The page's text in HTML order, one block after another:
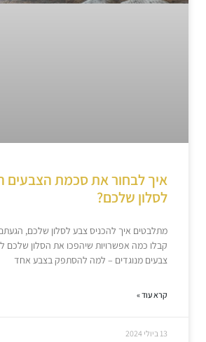
איך לבחור את סכמת
לסלון שלכם?
מתלבטים איך להכניס צבע לסלון שלכם,
קבלו כמה אפשרויות שיהפכו את הסלון שלכם
צבעים מנוגדים – למה להסתפק בצבע אחד
קרא עוד »
13 ביולי 2024